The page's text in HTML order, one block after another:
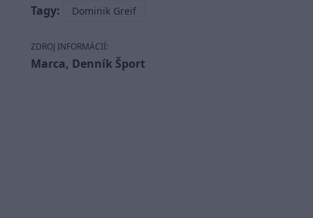
Tagy: Dominik Greif
ZDROJ INFORMÁCIÍ:
Marca, Denník Šport